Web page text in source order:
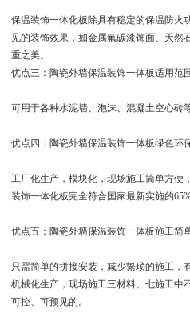
保温装饰一体化板除具有稳定的保温防火
见的装饰效果，如金属氟碳漆饰面、天然
重之美。
优点三：陶瓷外墙保温装饰一体板适用范
可用于各种水泥墙、泡沫、混凝土空心砖
优点四：陶瓷外墙保温装饰一体板绿色环
工厂化生产，模块化，现场施工简单方便
装饰一体化板完全符合国家最新实施的
优点五：陶瓷外墙保温装饰一体板施工简
只需简单的拼接安装，减少繁琐的施工，
机械化生产，现场施工三材料、七施工中
可控、可预见的。